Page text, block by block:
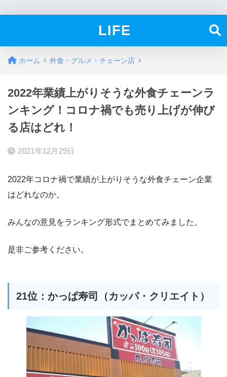
LIFE
ホーム 外食・グルメ・チェーン店
2022年業績上がりそうな外食チェーンラ
ンキング！コロナ禍でも売り上げが伸び
る店はどれ！
2021年12月29日
2022年コロナ禍で業績が上がりそうな外食チェーン企業
はどれなのか。
みんなの意見をランキング形式でまとめてみました。
是非ご参考ください。
21位：かっぱ寿司（カッパ・クリエイト）